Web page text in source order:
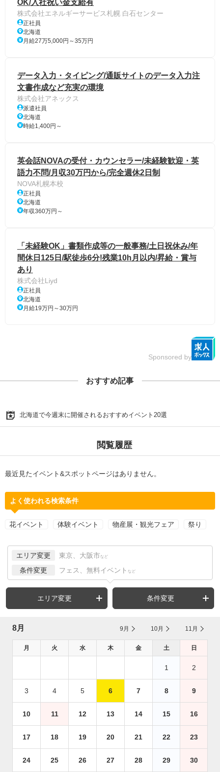
OK/入社祝い金支給有
株式会社エネルギーサービス札幌 白石センター
正社員
北海道
月給27万5,000円～35万円
データ入力・タイピング/通販サイトのデータ入力注
文書作成など充実の環境
株式会社アネックス
派遣社員
北海道
時給1,400円～
英会話NOVAの受付・カウンセラー/未経験歓迎・英
語力不問/月収30万円から/完全週休2日制
NOVA札幌本校
正社員
北海道
年収360万円～
「未経験OK」書類作成等の一般事務/土日祝休み/年
間休日125日/駅徒歩6分!残業10h月以内/昇給・賞与
あり
株式会社Liyd
正社員
北海道
月給19万円～30万円
Sponsored by
おすすめ記事
北海道で今週末に開催されるおすすめイベント20選
閲覧履歴
最近見たイベント&スポットページはありません。
よく使われる検索条件
花イベント 体験イベント 物産展・観光フェア 祭り
エリア変更 東京、大阪市 など
条件変更 フェス、無料イベント など
エリア変更 条件変更
8月 9月 10月 11月
月 火 水 木 金 土 日
1 2
3 4 5 6 7 8 9
10 11 12 13 14 15 16
17 18 19 20 21 22 23
24 25 26 27 28 29 30